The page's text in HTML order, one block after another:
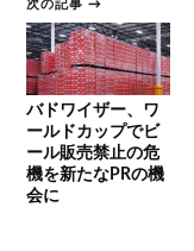
次の記事 →
バドワイザー、ワ
ールドカップでビ
ール販売禁止の危
機を新たなPRの機
会に